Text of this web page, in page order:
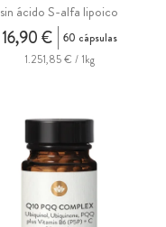
sin ácido S-alfa lipoico
16,90 €
60 cápsulas
1.251,85 € / 1kg